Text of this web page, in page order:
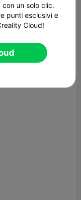
Commenta
un solo clic.
punti esclusivi e
Cloud!